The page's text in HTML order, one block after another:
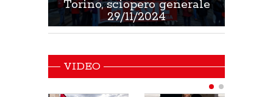
Torino, sciopero generale
29/11/2024
VIDEO